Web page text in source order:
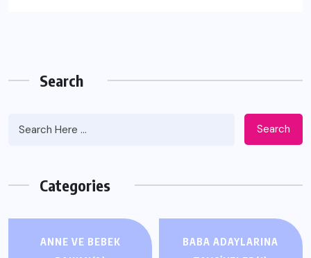
Search
Search
Categories
ANNE VE BEBEK
BABA ADAYLARINA